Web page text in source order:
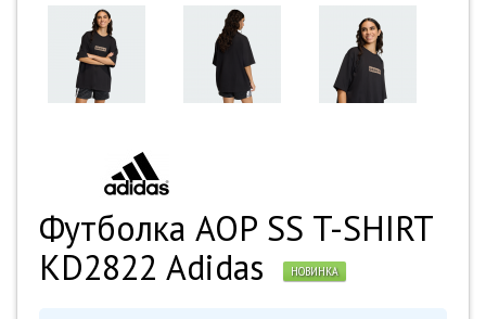
Футболка AOP SS T-SHIRT
KD2822 Adidas
НОВИНКА